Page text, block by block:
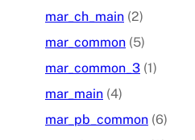
mar_ch_main (2)
mar_common (5)
mar_common_3 (1)
mar_main (4)
mar_pb_common (6)